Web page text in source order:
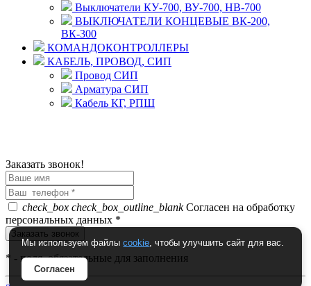
Выключатели КУ-700, ВУ-700, НВ-700
ВЫКЛЮЧАТЕЛИ КОНЦЕВЫЕ ВК-200,
ВК-300
КОМАНДОКОНТРОЛЛЕРЫ
КАБЕЛЬ, ПРОВОД, СИП
Провод СИП
Арматура СИП
Кабель КГ, РПШ
Мы используем файлыcookie, чтобы улучшить сайт для вас.
Согласен
Заказать звонок!
check_box check_box_outline_blankСогласен на обработку
персональных данных *
* - поля, обязательные для заполнения